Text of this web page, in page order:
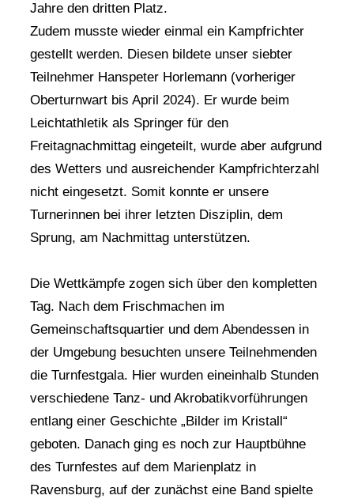
Jahre den dritten Platz.
Zudem musste wieder einmal ein Kampfrichter
gestellt werden. Diesen bildete unser siebter
Teilnehmer Hanspeter Horlemann (vorheriger
Oberturnwart bis April 2024). Er wurde beim
Leichtathletik als Springer für den
Freitagnachmittag eingeteilt, wurde aber aufgrund
des Wetters und ausreichender Kampfrichterzahl
nicht eingesetzt. Somit konnte er unsere
Turnerinnen bei ihrer letzten Disziplin, dem
Sprung, am Nachmittag unterstützen.
Die Wettkämpfe zogen sich über den kompletten
Tag. Nach dem Frischmachen im
Gemeinschaftsquartier und dem Abendessen in
der Umgebung besuchten unsere Teilnehmenden
die Turnfestgala. Hier wurden eineinhalb Stunden
verschiedene Tanz- und Akrobatikvorführungen
entlang einer Geschichte „Bilder im Kristall“
geboten. Danach ging es noch zur Hauptbühne
des Turnfestes auf dem Marienplatz in
Ravensburg, auf der zunächst eine Band spielte